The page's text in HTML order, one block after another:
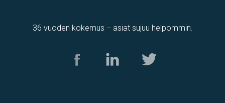
36 vuoden kokemus − asiat sujuu helpommin.